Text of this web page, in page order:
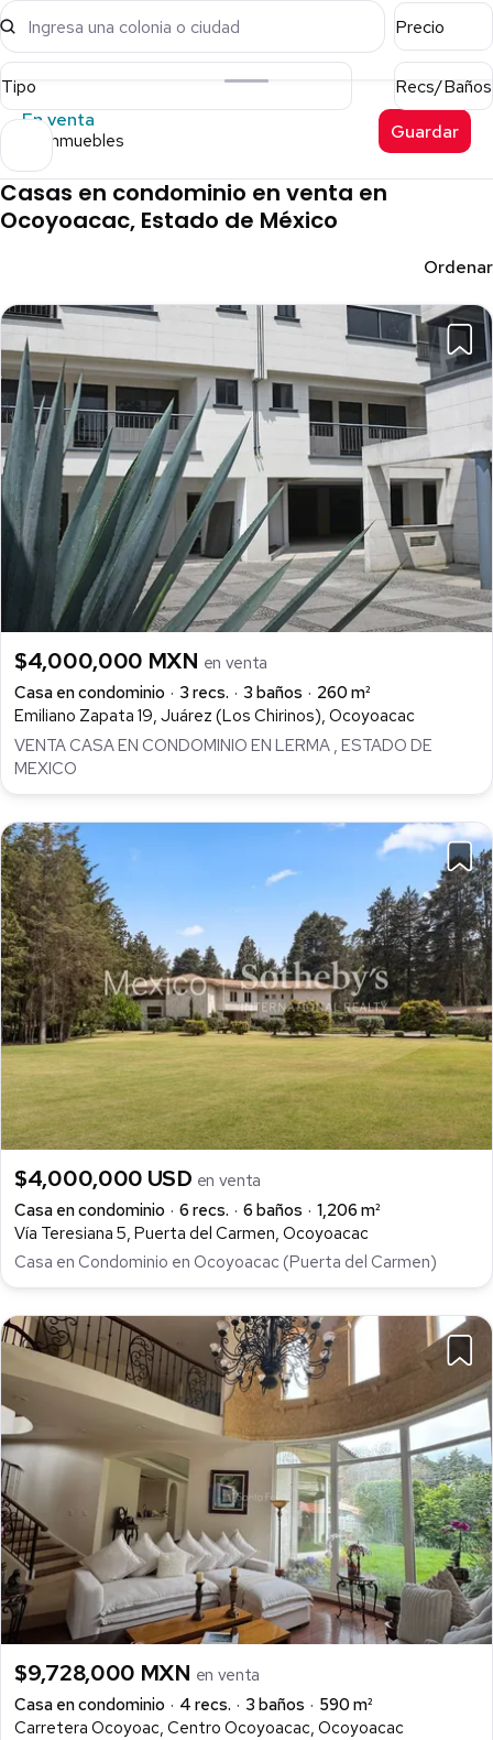
Ingresa una colonia o ciudad Precio
Tipo
Recs/Baños
En venta
67 inmuebles Guardar
Casas en condominio en venta en
Ocoyoacac, Estado de México
Ordenar
$4,000,000 MXN en venta
Casa en condominio
3 recs. 3 baños
260 m²
Emiliano Zapata 19, Juárez (Los Chirinos), Ocoyoacac
VENTA CASA EN CONDOMINIO EN LERMA , ESTADO DE
MEXICO
$4,000,000 USD en venta
Casa en condominio
6 recs. 6 baños
1,206 m²
Vía Teresiana 5, Puerta del Carmen, Ocoyoacac
Casa en Condominio en Ocoyoacac (Puerta del Carmen)
$9,728,000 MXN en venta
Casa en condominio
4 recs. 3 baños
590 m²
Carretera Ocoyoac, Centro Ocoyoacac, Ocoyoacac